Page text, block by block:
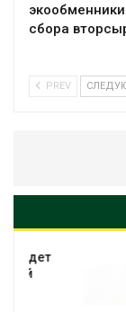
сбора
PREV